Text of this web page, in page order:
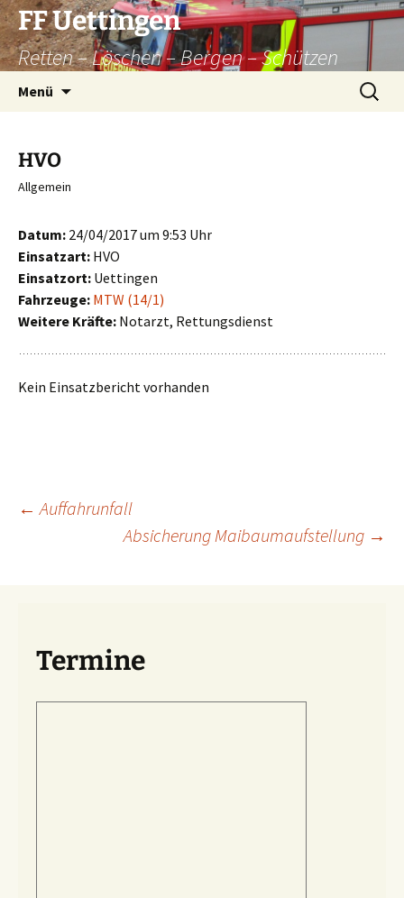
Zum
Inhalt
springen
FF Uettingen
Retten – Löschen – Bergen – Schützen
Menü
Suchen
nach:
HVO
Allgemein
Datum: 24/04/2017 um 9:53 Uhr
Einsatzart: HVO
Einsatzort: Uettingen
Fahrzeuge: MTW (14/1)
Weitere Kräfte: Notarzt, Rettungsdienst
Kein Einsatzbericht vorhanden
Beitragsnavigation
← Auffahrunfall
Absicherung Maibaumaufstellung →
Termine